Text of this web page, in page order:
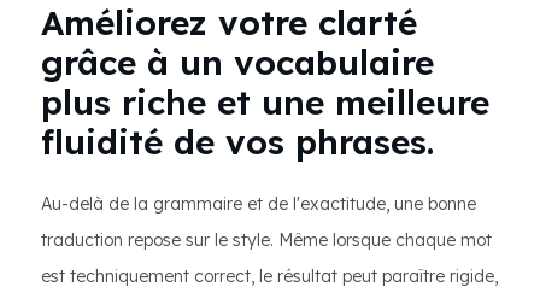
Améliorez votre clarté
grâce à un vocabulaire
plus riche et une meilleure
fluidité de vos phrases.
Au-delà de la grammaire et de l'exactitude, une bonne
traduction repose sur le style. Même lorsque chaque mot
est techniquement correct, le résultat peut paraître rigide,